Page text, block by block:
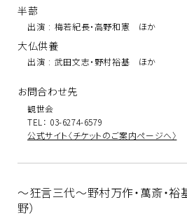
半蔀
出演 : 梅若紀長・高野和憲 ほか
大仏供養
出演 : 武田文志・野村裕基 ほか
お問合わせ先
観世会
TEL： 03-6274-6579
公式サイト〈チケットのご案内ページへ〉
～狂言三代～野村万作・萬斎・
野）